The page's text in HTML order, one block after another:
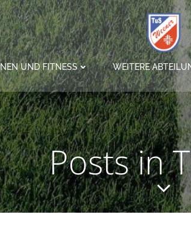
UND FITNESS WEITERE
Posts in